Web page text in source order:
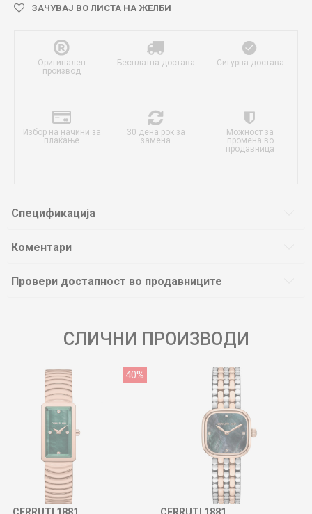
ЗАЧУВАЈ ВО ЛИСТА НА ЖЕЛБИ
Оригинален
производ
Бесплатна достава Сигурна достава
Избор на начини за
плаќање
30 дена рок за
замена
Можност за
промена во
продавница
Спецификација
Коментари
Провери достапност во продавниците
СЛИЧНИ ПРОИЗВОДИ
40%